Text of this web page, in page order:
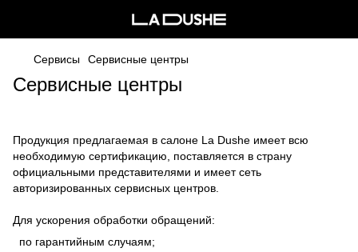
Сервисы Сервисные центры
Сервисные центры
Продукция предлагаемая в салоне La Dushe имеет всю
необходимую сертификацию, поставляется в страну
официальными представителями и имеет сеть
авторизированных сервисных центров.
Для ускорения обработки обращений:
по гарантийным случаям;